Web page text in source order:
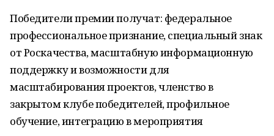
Победители премии получат: федеральное
профессиональное признание, специальный знак
от Роскачества, масштабную информационную
поддержку и возможности для
масштабирования проектов, членство в
закрытом клубе победителей, профильное
обучение, интеграцию в мероприятия